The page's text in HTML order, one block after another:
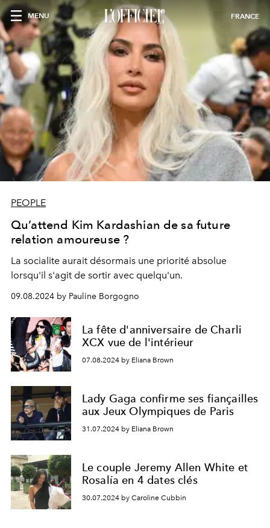
MENU FRANCE
PEOPLE
Qu’attend Kim Kardashian de sa future
relation amoureuse ?
La socialite aurait désormais une priorité absolue
lorsqu'il s'agit de sortir avec quelqu'un.
09.08.2024 by Pauline Borgogno
La fête d'anniversaire de Charli
XCX vue de l'intérieur
07.08.2024 by Eliana Brown
Lady Gaga confirme ses fiançailles
aux Jeux Olympiques de Paris
31.07.2024 by Eliana Brown
Le couple Jeremy Allen White et
Rosalía en 4 dates clés
30.07.2024 by Caroline Cubbin